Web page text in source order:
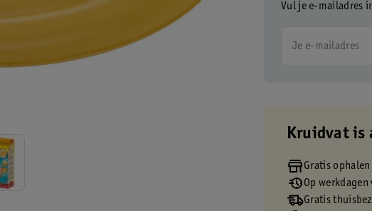
Vul je e-mailadres
Je e-mailadres
Kruidvat is
Gratis
Op
Gratis